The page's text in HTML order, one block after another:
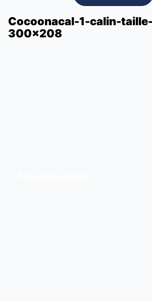
Cocoonacal-1-calin-
300×208